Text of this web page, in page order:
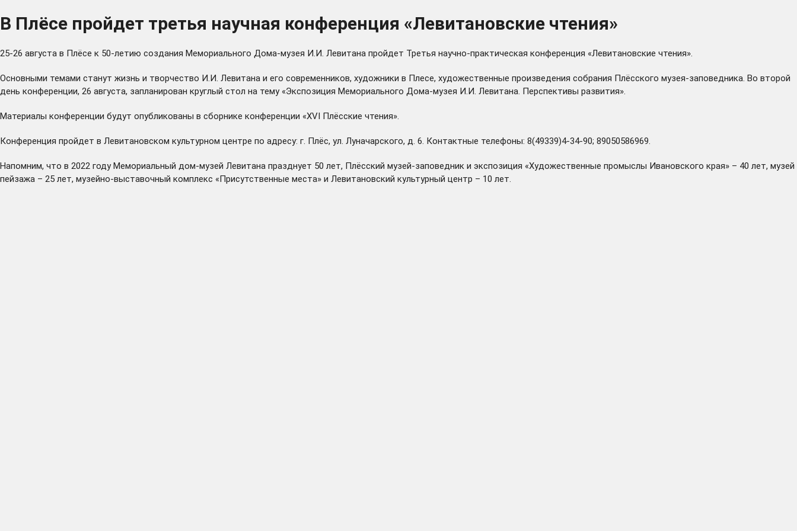
В Плёсе пройдет третья научная конференция «Левитановские чтения»
25-26 августа в Плёсе к 50-летию создания Мемориального Дома-музея И.И. Левитана пройдет Третья научно-практическая конференция «Левитановские чтения».
Основными темами станут жизнь и творчество И.И. Левитана и его современников, художники в Плесе, художественные произведения собрания Плёсского музея-заповедника. Во второй
день конференции, 26 августа, запланирован круглый стол на тему «Экспозиция Мемориального Дома-музея И.И. Левитана. Перспективы развития».
Материалы конференции будут опубликованы в сборнике конференции «XVI Плёсские чтения».
Конференция пройдет в Левитановском культурном центре по адресу: г. Плёс, ул. Луначарского, д. 6. Контактные телефоны: 8(49339)4-34-90; 89050586969.
Напомним, что в 2022 году Мемориальный дом-музей Левитана празднует 50 лет, Плёсский музей-заповедник и экспозиция «Художественные промыслы Ивановского края» – 40 лет, музей
пейзажа – 25 лет, музейно-выставочный комплекс «Присутственные места» и Левитановский культурный центр – 10 лет.